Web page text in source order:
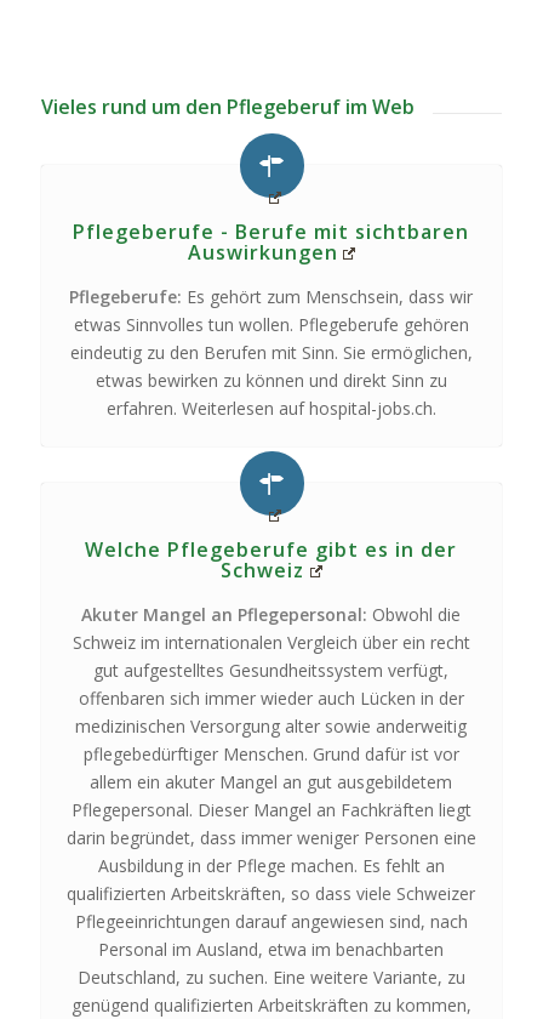
Vieles rund um den Pflegeberuf im Web
Pflegeberufe - Berufe mit sichtbaren
Auswirkungen
Pflegeberufe: Es gehört zum Menschsein, dass wir
etwas Sinnvolles tun wollen. Pflegeberufe gehören
eindeutig zu den Berufen mit Sinn. Sie ermöglichen,
etwas bewirken zu können und direkt Sinn zu
erfahren. Weiterlesen auf hospital-jobs.ch.
Welche Pflegeberufe gibt es in der
Schweiz
Akuter Mangel an Pflegepersonal: Obwohl die
Schweiz im internationalen Vergleich über ein recht
gut aufgestelltes Gesundheitssystem verfügt,
offenbaren sich immer wieder auch Lücken in der
medizinischen Versorgung alter sowie anderweitig
pflegebedürftiger Menschen. Grund dafür ist vor
allem ein akuter Mangel an gut ausgebildetem
Pflegepersonal. Dieser Mangel an Fachkräften liegt
darin begründet, dass immer weniger Personen eine
Ausbildung in der Pflege machen. Es fehlt an
qualifizierten Arbeitskräften, so dass viele Schweizer
Pflegeeinrichtungen darauf angewiesen sind, nach
Personal im Ausland, etwa im benachbarten
Deutschland, zu suchen. Eine weitere Variante, zu
genügend qualifizierten Arbeitskräften zu kommen,